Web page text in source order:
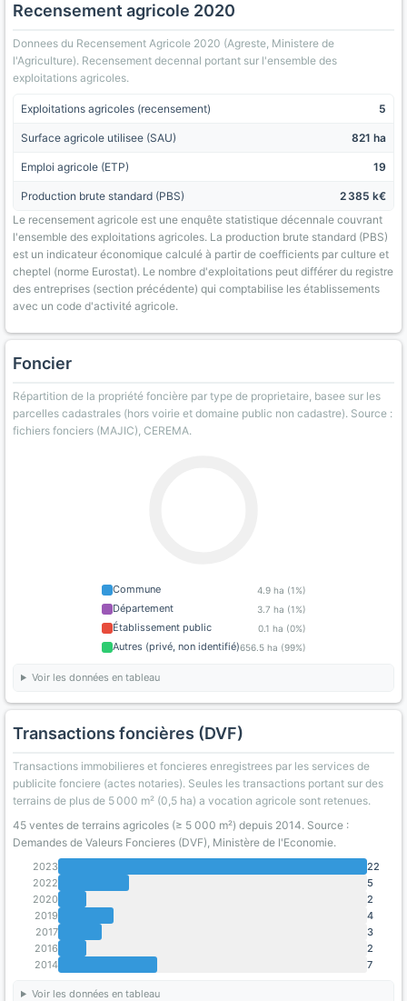
Recensement agricole 2020
Donnees du Recensement Agricole 2020 (Agreste, Ministere de
l'Agriculture). Recensement decennal portant sur l'ensemble des
exploitations agricoles.
Exploitations agricoles (recensement) 5
Surface agricole utilisee (SAU) 821 ha
Emploi agricole (ETP) 19
Production brute standard (PBS)
2 385 k€
Le recensement agricole est une enquête statistique décennale couvrant
l'ensemble des exploitations agricoles. La production brute standard (PBS)
est un indicateur économique calculé à partir de coefficients par culture et
cheptel (norme Eurostat). Le nombre d'exploitations peut différer du registre
des entreprises (section précédente) qui comptabilise les établissements
avec un code d'activité agricole.
Foncier
Répartition de la propriété foncière par type de proprietaire, basee sur les
parcelles cadastrales (hors voirie et domaine public non cadastre). Source :
fichiers fonciers (MAJIC), CEREMA.
Commune 4.9 ha (1%)
Département 3.7 ha (1%)
Établissement public 0.1 ha (0%)
Autres (privé, non identifié)656.5 ha (99%)
Voir les données en tableau
Transactions foncières (DVF)
Transactions immobilieres et foncieres enregistrees par les services de
publicite fonciere (actes notaries). Seules les transactions portant sur des
terrains de plus de 5 000 m² (0,5 ha) a vocation agricole sont retenues.
45 ventes de terrains agricoles (≥ 5 000 m²) depuis 2014. Source :
Demandes de Valeurs Foncieres (DVF), Ministère de l'Economie.
2023
22
2022
5
2020
2
2019
4
2017
3
2016
2
2014
7
Voir les données en tableau